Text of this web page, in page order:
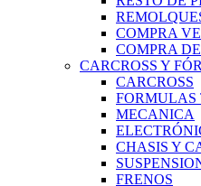
COMPRA
COMPRA
CARCROSS Y
CARCROSS
FORMULAS
MECANICA
CHASIS Y
FRENOS